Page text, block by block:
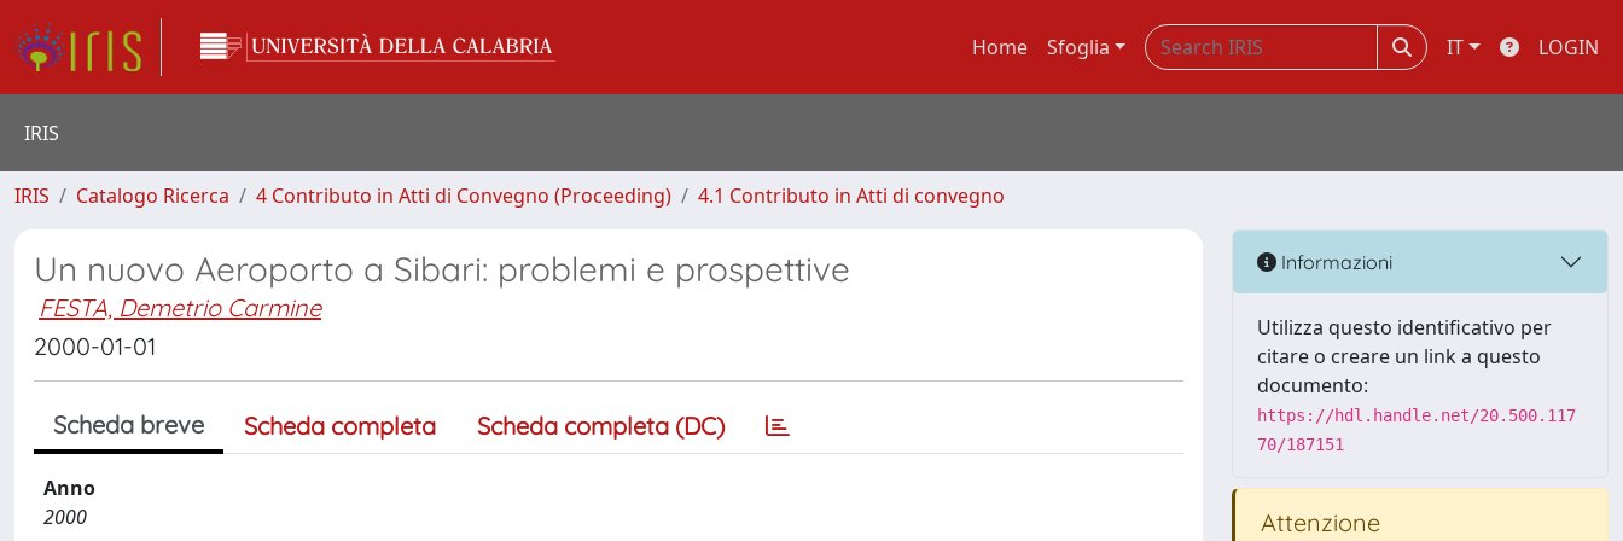
Home Sfoglia IT LOGIN
IRIS
IRIS Catalogo Ricerca 4 Contributo in Atti di Convegno (Proceeding) 4.1 Contributo in Atti di convegno
Un nuovo Aeroporto a Sibari: problemi e prospettive
FESTA, Demetrio Carmine
2000-01-01
Scheda breve Scheda completa Scheda completa (DC)
Anno
2000
Informazioni
Utilizza questo identificativo per
citare o creare un link a questo
documento:
https://hdl.handle.net/20.500.117
70/187151
Attenzione